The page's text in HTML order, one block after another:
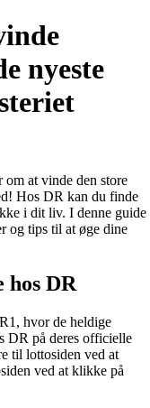
nyeste
om at vinde den store
Hos DR kan du finde
i dit liv. I denne guide
og tips til at øge dine
hos DR
hvor de heldige
DR på deres officielle
til lottosiden ved at
ved at klikke på